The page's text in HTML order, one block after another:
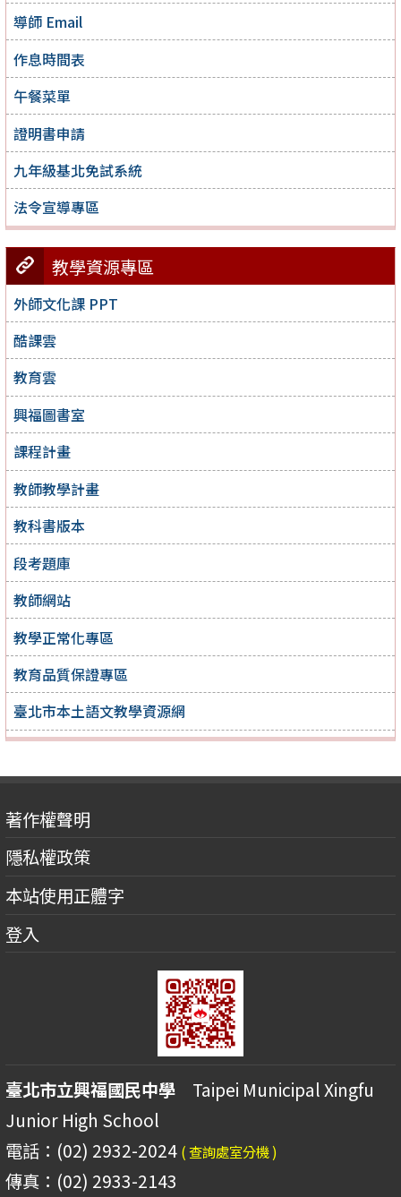
導師 Email
作息時間表
午餐菜單
證明書申請
九年級基北免試系統
法令宣導專區
教學資源專區
外師文化課 PPT
酷課雲
教育雲
興福圖書室
課程計畫
教師教學計畫
教科書版本
段考題庫
教師網站
教學正常化專區
教育品質保證專區
臺北市本土語文教學資源網
著作權聲明
隱私權政策
本站使用正體字
登入
臺北市立興福國民中學 Taipei Municipal Xingfu
Junior High School
電話：(02) 2932-2024 ( 查詢處室分機 )
傳真：(02) 2933-2143